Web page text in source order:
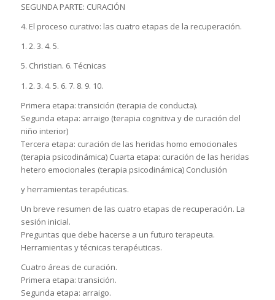
SEGUNDA PARTE: CURACIÓN
4. El proceso curativo: las cuatro etapas de la recuperación.
1. 2. 3. 4. 5.
5. Christian. 6. Técnicas
1. 2. 3. 4. 5. 6. 7. 8. 9. 10.
Primera etapa: transición (terapia de conducta).
Segunda etapa: arraigo (terapia cognitiva y de curación del
niño interior)
Tercera etapa: curación de las heridas homo emocionales
(terapia psicodinámica) Cuarta etapa: curación de las heridas
hetero emocionales (terapia psicodinámica) Conclusión
y herramientas terapéuticas.
Un breve resumen de las cuatro etapas de recuperación. La
sesión inicial.
Preguntas que debe hacerse a un futuro terapeuta.
Herramientas y técnicas terapéuticas.
Cuatro áreas de curación.
Primera etapa: transición.
Segunda etapa: arraigo.